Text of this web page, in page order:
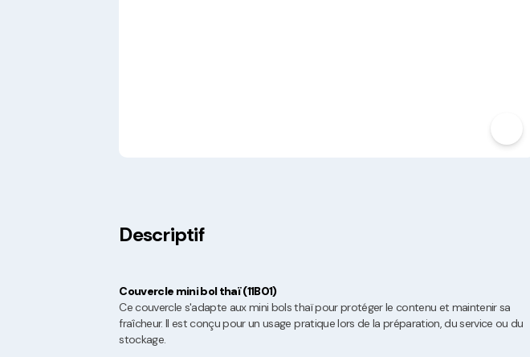
Descriptif
Couvercle mini bol thaï (11B01)
Ce couvercle s'adapte aux mini bols thaï pour protéger le contenu et maintenir sa
fraîcheur. Il est conçu pour un usage pratique lors de la préparation, du service ou du
stockage.